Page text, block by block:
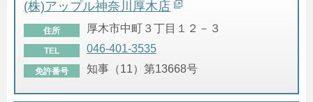
(株)アップル神奈川厚木店
住所 厚木市中町３丁目１２－３
TEL 046-401-3535
免許番号 知事（11）第13668号